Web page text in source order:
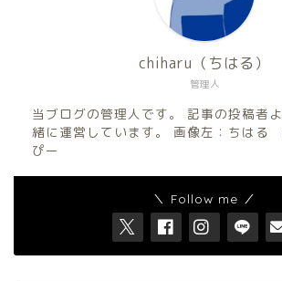
管理人
chiharu（ちはる）
当ブログの管理人です。 記事の投稿者
緒に運営しています。 画像左：ちはる
ぴー
＼ Follow me ／